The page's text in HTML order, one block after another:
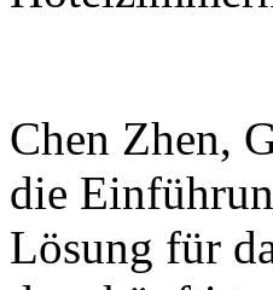
Chen Zhen,
die
Lösung für